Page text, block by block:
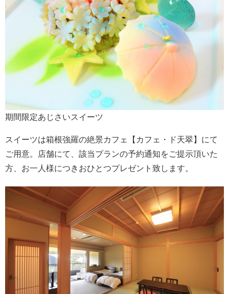
期間限定あじさいスイーツ
スイーツは箱根強羅の絶景カフェ【カフェ・ド天翠】にて
ご用意。店舗にて、該当プランの予約通知をご提示頂いた
方、お一人様につきおひとつプレゼント致します。